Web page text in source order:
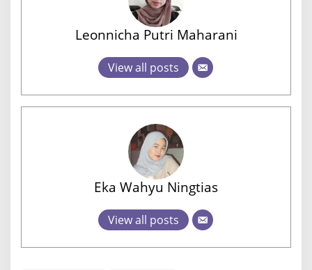
Leonnicha Putri Maharani
View all posts
Eka Wahyu Ningtias
View all posts